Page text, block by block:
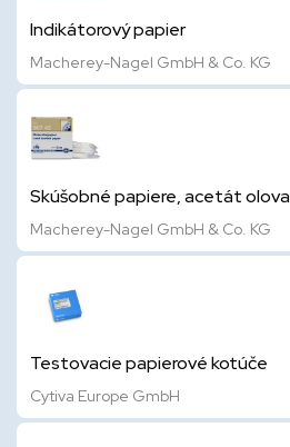
Indikátorový papier
Macherey-Nagel GmbH & Co. KG
Skúšobné papiere, acetát olova
Macherey-Nagel GmbH & Co. KG
Testovacie papierové kotúče
Cytiva Europe GmbH